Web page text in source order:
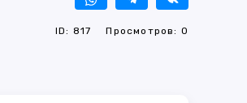
ID: 817 Просмотров: 0